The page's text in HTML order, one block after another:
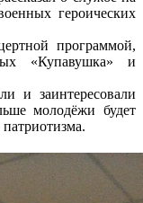
героических
программой,
«Купавушка» и
и заинтересовали
молодёжи будет